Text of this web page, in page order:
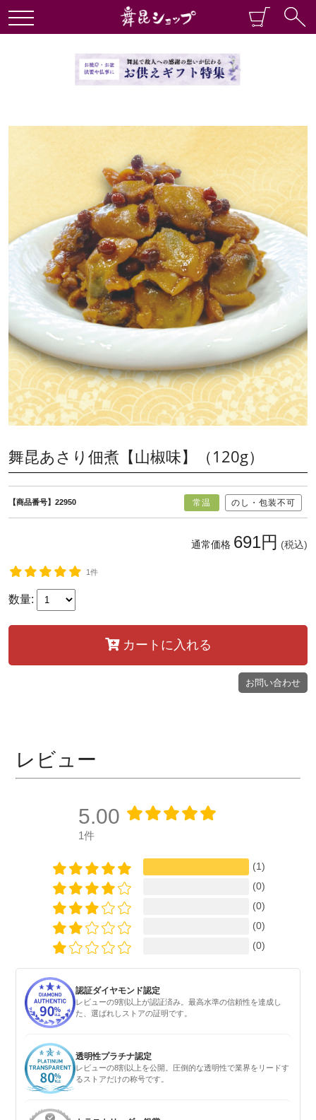
舞昆あさり佃煮【山椒味】（120g）
【商品番号】22950 常温 のし・包装不可
通常価格 691円 (税込)
1件
数量:
カートに入れる
お問い合わせ
レビュー
5.00
1件
(1)
(0)
(0)
(0)
(0)
認証ダイヤモンド認定
レビューの9割以上が認証済み。最高水準の信頼性を達成し
た、選ばれしストアの証明です。
透明性プラチナ認定
レビューの8割以上を公開。圧倒的な透明性で業界をリードす
るストアだけの称号です。